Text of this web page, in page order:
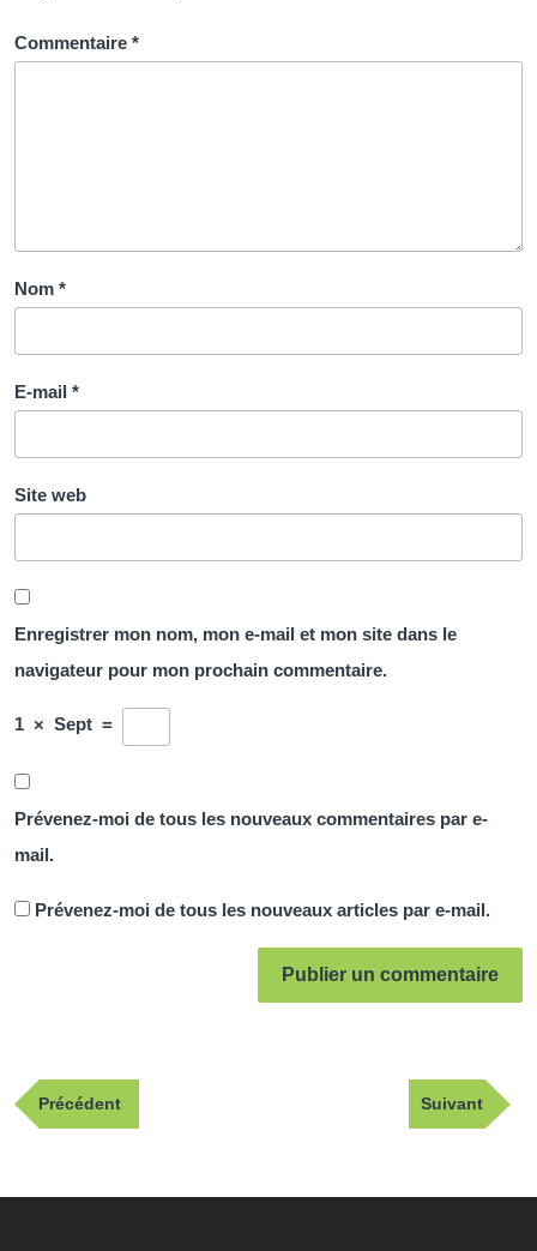
Commentaire *
Nom *
E-mail *
Site web
Enregistrer mon nom, mon e-mail et mon site dans le
navigateur pour mon prochain commentaire.
1 × Sept =
Prévenez-moi de tous les nouveaux commentaires par e-
mail.
Prévenez-moi de tous les nouveaux articles par e-mail.
Navigation
dePublication
précédente
Précédent
Article
suivant
Suivant